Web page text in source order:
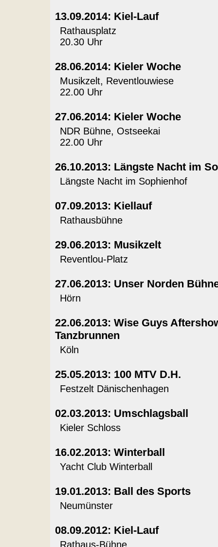
13.09.2014: Kiel-Lauf
Rathausplatz
20.30 Uhr
28.06.2014: Kieler Woche
Musikzelt, Reventlouwiese
22.00 Uhr
27.06.2014: Kieler Woche
NDR Bühne, Ostseekai
22.00 Uhr
26.10.2013: Längste Nacht im
Längste Nacht im Sophienhof
07.09.2013: Kiellauf
Rathausbühne
29.06.2013: Musikzelt
Reventlou-Platz
27.06.2013: Unser Norden
Hörn
22.06.2013: Wise Guys
Tanzbrunnen
Köln
25.05.2013: 100 MTV D.H.
Festzelt Dänischenhagen
02.03.2013: Umschlagsball
Kieler Schloss
16.02.2013: Winterball
Yacht Club Winterball
19.01.2013: Ball des Sports
Neumünster
08.09.2012: Kiel-Lauf
Rathaus-Bühne